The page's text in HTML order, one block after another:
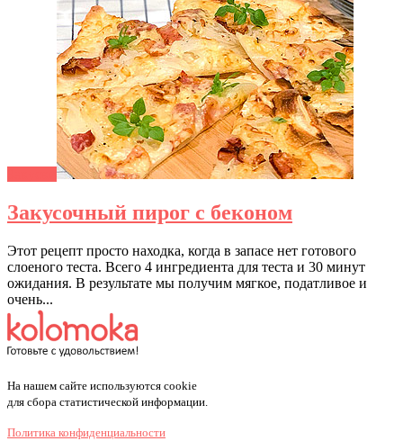
Закусочный пирог с беконом
Этот рецепт просто находка, когда в запасе нет готового
слоеного теста. Всего 4 ингредиента для теста и 30 минут
ожидания. В результате мы получим мягкое, податливое и
очень...
На нашем сайте используются cookie
для сбора статистической информации.
Политика конфиденциальности